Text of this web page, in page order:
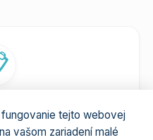
priestor a
tejto webovej
vašom zariadení malé